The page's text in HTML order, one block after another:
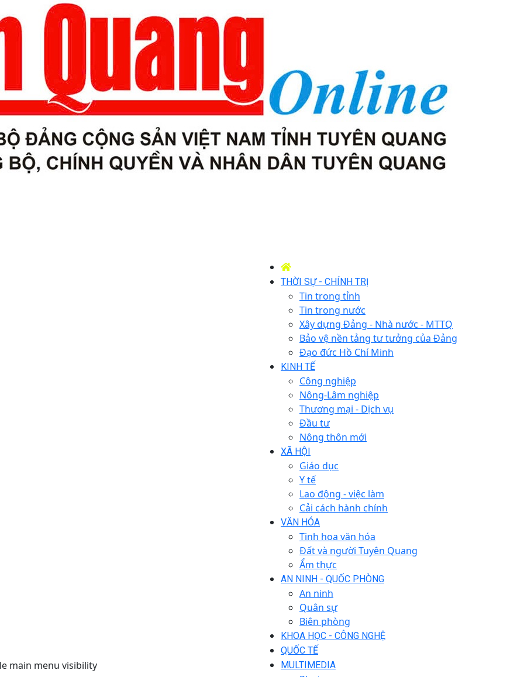
main menu visibility
THỜI SỰ - CHÍNH TRỊ
Tin trong tỉnh
Tin trong nước
Xây dựng Đảng - Nhà nước - MTTQ
Bảo vệ nền tảng tư tưởng của Đảng
Đạo đức Hồ Chí Minh
KINH TẾ
Công nghiệp
Nông-Lâm nghiệp
Thương mại - Dịch vụ
Đầu tư
Nông thôn mới
XÃ HỘI
Giáo dục
Y tế
Lao động - việc làm
Cải cách hành chính
VĂN HÓA
Tinh hoa văn hóa
Đất và người Tuyên Quang
Ẩm thực
AN NINH - QUỐC PHÒNG
An ninh
Quân sự
Biên phòng
KHOA HỌC - CÔNG NGHỆ
QUỐC TẾ
MULTIMEDIA